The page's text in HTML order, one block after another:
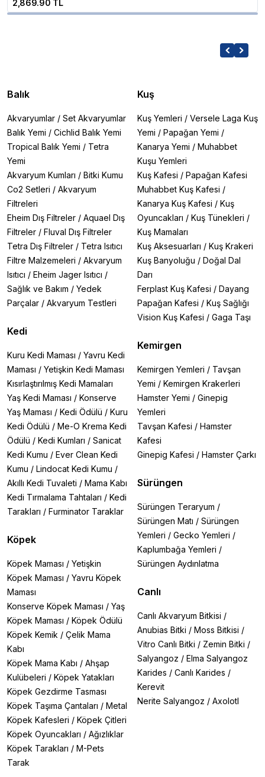
2,869.90 TL
Balık
Akvaryumlar / Set Akvaryumlar
Balık Yemi / Cichlid Balık Yemi
Tropical Balık Yemi / Tetra
Yemi
Akvaryum Kumları / Bitki Kumu
Co2 Setleri / Akvaryum
Filtreleri
Eheim Dış Filtreler / Aquael Dış
Filtreler / Fluval Dış Filtreler
Tetra Dış Filtreler / Tetra Isıtıcı
Filtre Malzemeleri / Akvaryum
Isıtıcı / Eheim Jager Isıtıcı /
Sağlık ve Bakım / Yedek
Parçalar / Akvaryum Testleri
Kedi
Kuru Kedi Maması / Yavru Kedi
Maması / Yetişkin Kedi Maması
Kısırlaştırılmış Kedi Mamaları
Yaş Kedi Maması / Konserve
Yaş Maması / Kedi Ödülü / Kuru
Kedi Ödülü / Me-O Krema Kedi
Ödülü / Kedi Kumları / Sanicat
Kedi Kumu / Ever Clean Kedi
Kumu / Lindocat Kedi Kumu /
Akıllı Kedi Tuvaleti / Mama Kabı
Kedi Tırmalama Tahtaları / Kedi
Tarakları / Furminator Taraklar
Köpek
Köpek Maması / Yetişkin
Köpek Maması / Yavru Köpek
Maması
Konserve Köpek Maması / Yaş
Köpek Maması / Köpek Ödülü
Köpek Kemik / Çelik Mama
Kabı
Köpek Mama Kabı / Ahşap
Kulübeleri / Köpek Yatakları
Köpek Gezdirme Tasması
Köpek Taşıma Çantaları / Metal
Köpek Kafesleri / Köpek Çitleri
Köpek Oyuncakları / Ağızlıklar
Köpek Tarakları / M-Pets
Tarak
Kuş
Kuş Yemleri / Versele Laga Kuş
Yemi / Papağan Yemi /
Kanarya Yemi / Muhabbet
Kuşu Yemleri
Kuş Kafesi / Papağan Kafesi
Muhabbet Kuş Kafesi /
Kanarya Kuş Kafesi / Kuş
Oyuncakları / Kuş Tünekleri /
Kuş Mamaları
Kuş Aksesuarları / Kuş Krakeri
Kuş Banyoluğu / Doğal Dal
Darı
Ferplast Kuş Kafesi / Dayang
Papağan Kafesi / Kuş Sağlığı
Vision Kuş Kafesi / Gaga Taşı
Kemirgen
Kemirgen Yemleri / Tavşan
Yemi / Kemirgen Krakerleri
Hamster Yemi / Ginepig
Yemleri
Tavşan Kafesi / Hamster
Kafesi
Ginepig Kafesi / Hamster Çarkı
Sürüngen
Sürüngen Teraryum /
Sürüngen Matı / Sürüngen
Yemleri / Gecko Yemleri /
Kaplumbağa Yemleri /
Sürüngen Aydınlatma
Canlı
Canlı Akvaryum Bitkisi /
Anubias Bitki / Moss Bitkisi /
Vitro Canlı Bitki / Zemin Bitki /
Salyangoz / Elma Salyangoz
Karides / Canlı Karides /
Kerevit
Nerite Salyangoz / Axolotl